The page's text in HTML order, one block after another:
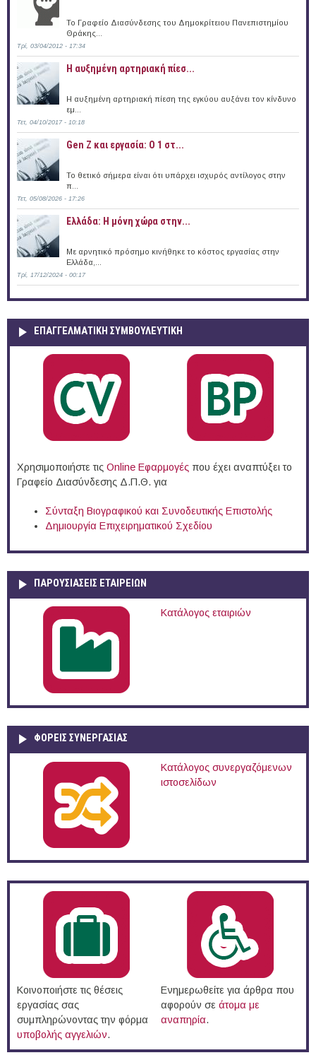
Το Γραφείο Διασύνδεσης του Δημοκρίτειου Πανεπιστημίου
Θράκης...
Τρί, 03/04/2012 - 17:34
Η αυξημένη αρτηριακή πίεσ...
Η αυξημένη αρτηριακή πίεση της εγκύου αυξάνει τον κίνδυνο
εμ...
Τετ, 04/10/2017 - 10:18
Gen Z και εργασία: Ο 1 στ...
Το θετικό σήμερα είναι ότι υπάρχει ισχυρός αντίλογος στην
π...
Τετ, 05/08/2026 - 17:26
Ελλάδα: Η μόνη χώρα στην...
Με αρνητικό πρόσημο κινήθηκε το κόστος εργασίας στην
Ελλάδα,...
Τρί, 17/12/2024 - 00:17
ΕΠΑΓΓΕΛΜΑΤΙΚΉ ΣΥΜΒΟΥΛΕΥΤΙΚΉ
Χρησιμοποιήστε τις Online Eφαρμογές που έχει αναπτύξει το
Γραφείο Διασύνδεσης Δ.Π.Θ. για
Σύνταξη Βιογραφικού και Συνοδευτικής Επιστολής
Δημιουργία Επιχειρηματικού Σχεδίου
ΠΑΡΟΥΣΙΆΣΕΙΣ ΕΤΑΙΡΕΙΏΝ
Κατάλογος εταιριών
ΦΟΡΕΙΣ ΣΥΝΕΡΓΑΣΙΑΣ
Κατάλογος συνεργαζόμενων
ιστοσελίδων
Κοινοποιήστε τις θέσεις
εργασίας σας
συμπληρώνοντας την φόρμα
υποβολής αγγελιών.
Ενημερωθείτε για άρθρα που
αφορούν σε άτομα με
αναπηρία.